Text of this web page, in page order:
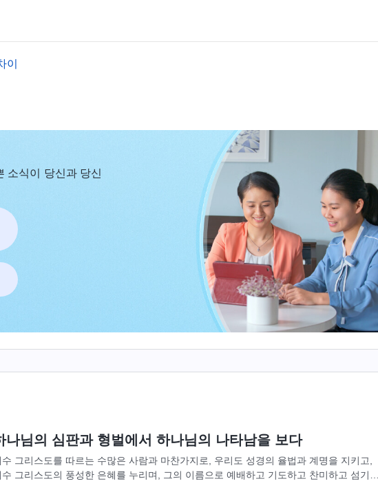
이
소식이 당신과 당신
나님의 심판과 형벌에서 하나님의 나타남을 보다
수 그리스도를 따르는 수많은 사람과 마찬가지로, 우리도 성경의 율법과 계명을 지키고,
수 그리스도의 풍성한 은혜를 누리며, 그의 이름으로 예배하고 기도하고 찬미하고 섬기고